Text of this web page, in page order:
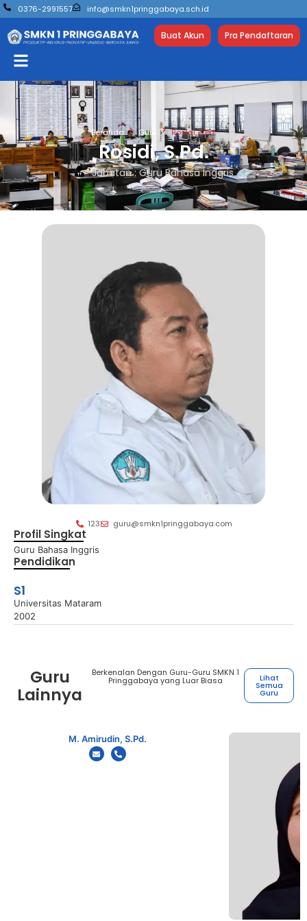
0376-2991557 info@smkn1pringgabaya.sch.id
Buat Akun Pra Pendaftaran
Beranda Guru Rosidi, S.Pd.
Rosidi, S.Pd.
Jabatan : Guru Bahasa Inggris
123 guru@smkn1pringgabaya.com
Profil Singkat
Guru Bahasa Inggris
Pendidikan
S1
Universitas Mataram
2002
Guru
Lainnya
Berkenalan Dengan Guru-Guru SMKN 1
Pringgabaya yang Luar Biasa Lihat
Semua
Guru
M. Amirudin, S.Pd.